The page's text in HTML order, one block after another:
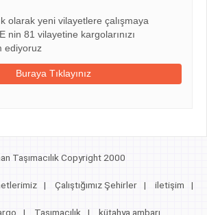
olarak yeni vilayetlere çalışmaya
nin 81 vilayetine kargolarınızı
ediyoruz
Buraya Tıklayınız
Taşımacılık Copyright 2000
| Çalıştığımız Şehirler | iletişim |
| Taşımacılık | kütahya ambarı